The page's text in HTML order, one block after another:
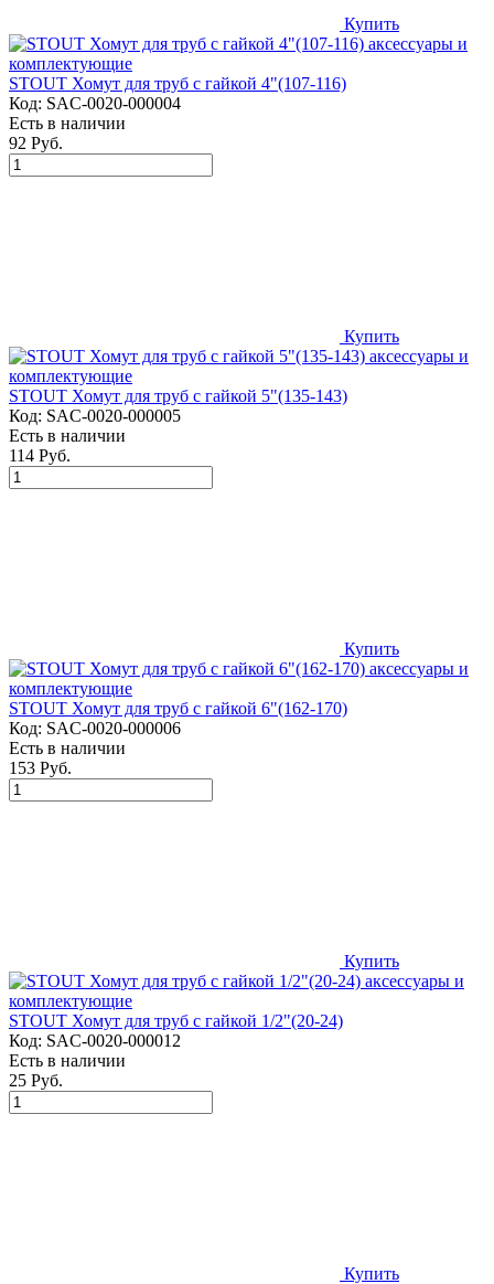
Купить
STOUT Хомут для труб с гайкой 4"(107-116)
Код: SAC-0020-000004
Есть в наличии
92 Руб.
Купить
STOUT Хомут для труб с гайкой 5"(135-143)
Код: SAC-0020-000005
Есть в наличии
114 Руб.
Купить
STOUT Хомут для труб с гайкой 6"(162-170)
Код: SAC-0020-000006
Есть в наличии
153 Руб.
Купить
STOUT Хомут для труб с гайкой 1/2"(20-24)
Код: SAC-0020-000012
Есть в наличии
25 Руб.
Купить